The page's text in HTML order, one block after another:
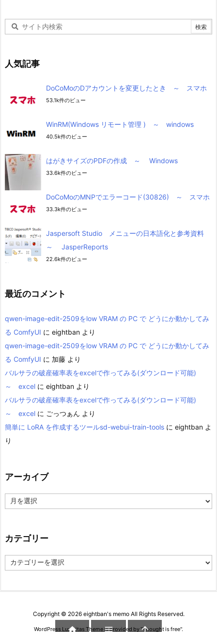
人気記事
DoCoMoのDアカウントを変更したとき ～ スマホ
53.1k件のビュー
WinRM(Windows リモート管理 ) ～ windows
40.5k件のビュー
はがきサイズのPDFの作成 ～ Windows
33.6k件のビュー
DoCoMoのMNPでエラーコード(30826) ～ スマホ
33.3k件のビュー
Jaspersoft Studio メニューの日本語化と参考資料
～ JasperReports
22.6k件のビュー
最近のコメント
qwen-image-edit-2509をlow VRAM の PC で どうにか動かしてみ
る ComfyUI に eightban より
qwen-image-edit-2509をlow VRAM の PC で どうにか動かしてみ
る ComfyUI に 加藤 より
バルサラの破産確率表をexcelで作ってみる(ダウンロード可能)
～ excel に eightban より
バルサラの破産確率表をexcelで作ってみる(ダウンロード可能)
～ excel に ごっつぁん より
簡単に LoRA を作成するツールsd-webui-train-tools に eightban よ
り
アーカイブ
ー
ブ
カテゴリー
テ
Copyright © 2026 eightban's memoAll Rights Reserved.
WordPress Luxeritas Theme is provided by "Thought is free".
  